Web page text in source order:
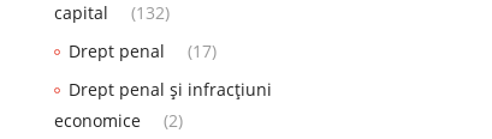
capital
(132)
Drept penal
(17)
Drept penal și infracțiuni
economice
(2)